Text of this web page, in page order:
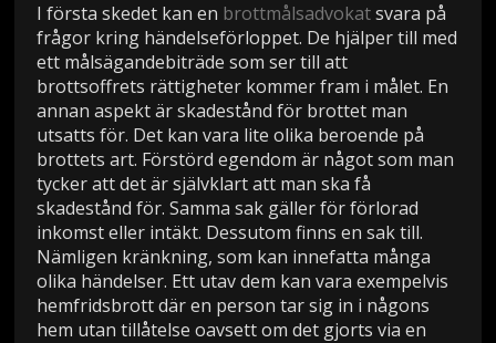
I första skedet kan en brottmålsadvokatsvara på
frågor kring händelseförloppet. De hjälper till med
ett målsägandebiträde som ser till att
brottsoffrets rättigheter kommer fram i målet. En
annan aspekt är skadestånd för brottet man
utsatts för. Det kan vara lite olika beroende på
brottets art. Förstörd egendom är något som man
tycker att det är självklart att man ska få
skadestånd för. Samma sak gäller för förlorad
inkomst eller intäkt. Dessutom finns en sak till.
Nämligen kränkning, som kan innefatta många
olika händelser. Ett utav dem kan vara exempelvis
hemfridsbrott där en person tar sig in i någons
hem utan tillåtelse oavsett om det gjorts via en